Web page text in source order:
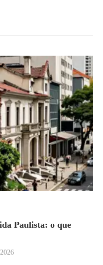
Paulista: o que